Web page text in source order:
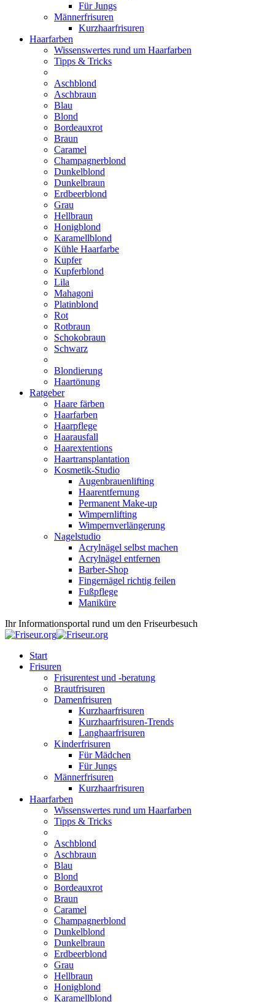
Für Jungs
Männerfrisuren
Kurzhaarfrisuren
Haarfarben
Wissenswertes rund um Haarfarben
Tipps & Tricks
Aschblond
Aschbraun
Blau
Blond
Bordeauxrot
Braun
Caramel
Champagnerblond
Dunkelblond
Dunkelbraun
Erdbeerblond
Grau
Hellbraun
Honigblond
Karamellblond
Kühle Haarfarbe
Kupfer
Kupferblond
Lila
Mahagoni
Platinblond
Rot
Rotbraun
Schokobraun
Schwarz
Blondierung
Haartönung
Ratgeber
Haare färben
Haarfarben
Haarpflege
Haarausfall
Haarextentions
Haartransplantation
Kosmetik-Studio
Augenbrauenlifting
Haarentfernung
Permanent Make-up
Wimpernlifting
Wimpernverlängerung
Nagelstudio
Acrylnägel selbst machen
Acrylnägel entfernen
Barber-Shop
Fingernägel richtig feilen
Fußpflege
Maniküre
Ihr Informationsportal rund um den Friseurbesuch
Start
Frisuren
Frisurentest und -beratung
Brautfrisuren
Damenfrisuren
Kurzhaarfrisuren
Kurzhaarfrisuren-Trends
Langhaarfrisuren
Kinderfrisuren
Für Mädchen
Für Jungs
Männerfrisuren
Kurzhaarfrisuren
Haarfarben
Wissenswertes rund um Haarfarben
Tipps & Tricks
Aschblond
Aschbraun
Blau
Blond
Bordeauxrot
Braun
Caramel
Champagnerblond
Dunkelblond
Dunkelbraun
Erdbeerblond
Grau
Hellbraun
Honigblond
Karamellblond